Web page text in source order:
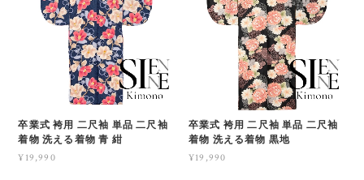
卒業式 袴用 二尺袖 単品 二尺袖
着物 洗える着物 青 紺
¥19,990
卒業式 袴用 二尺袖 単品 二尺袖
着物 洗える着物 黒地
¥19,990